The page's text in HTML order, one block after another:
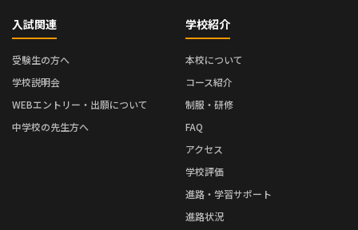
入試関連
受験生の方へ
学校説明会
WEBエントリー・出願について
中学校の先生方へ
学校紹介
本校について
コース紹介
制服・研修
FAQ
アクセス
学校評価
進路・学習サポート
進路状況